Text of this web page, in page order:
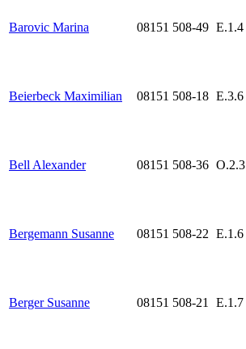
Barovic Marina 08151 508-49 E.1.4
Beierbeck Maximilian 08151 508-18 E.3.6
Bell Alexander 08151 508-36 O.2.3
Bergemann Susanne 08151 508-22 E.1.6
Berger Susanne 08151 508-21 E.1.7